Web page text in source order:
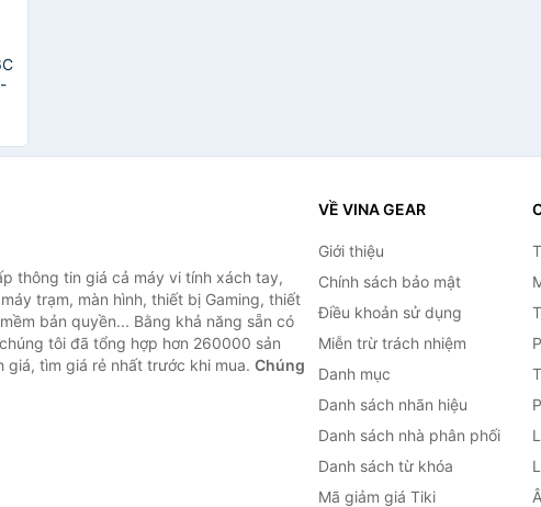
thông tin giá cả máy vi tính xách tay,
trạm, màn hình, thiết bị Gaming, thiết
bản quyền... Bằng khả năng sẵn có
tôi đã tổng hợp hơn 260000 sản
giá, tìm giá rẻ nhất trước khi mua. Chúng
VỀ VINA GEAR
Giới thiệu
Chính sách bảo mật
Điều khoản sử dụng
Miễn trừ trách nhiệm
Danh mục
Danh sách nhãn hiệu
Danh sách nhà phân phối
Danh sách từ khóa
Mã giảm giá Tiki